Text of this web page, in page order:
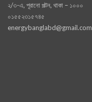
২/৩-এ, পূরানো পল্টন, থাকা – ১০০০
০১৫৫২৩১৫৭৪৫
energybanglabd@gmail.com